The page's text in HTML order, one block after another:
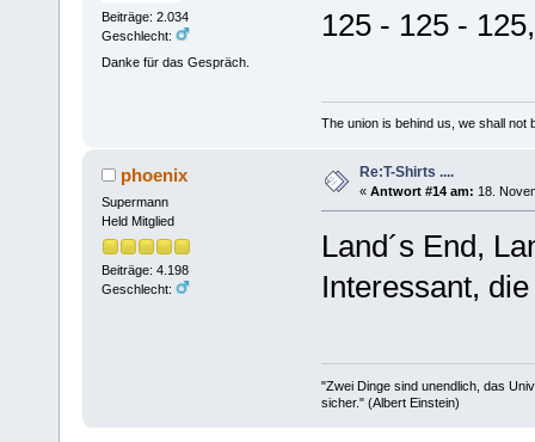
Beiträge: 2.034
Geschlecht:
Danke für das Gespräch.
125 - 125 -
The union is behind us, we shall not
phoenix
Supermann
Held Mitglied
Beiträge: 4.198
Geschlecht:
Re:T-Shirts ....
« Antwort #14 am: 18.
Land´s End,
Interessant,
"Zwei Dinge sind unendlich, das
sicher." (Albert Einstein)